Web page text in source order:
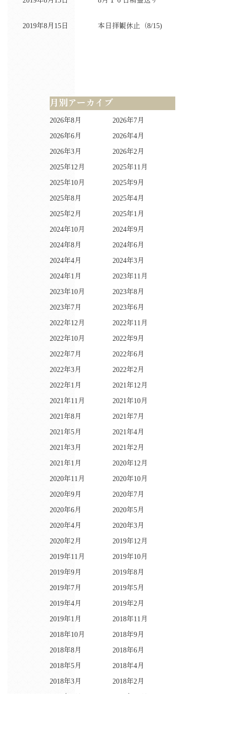
2019年8月15日 本日拝観休止（8/15)
月別アーカイブ
2026年8月 2026年7月
2026年6月 2026年4月
2026年3月 2026年2月
2025年12月 2025年11月
2025年10月 2025年9月
2025年8月 2025年4月
2025年2月 2025年1月
2024年10月 2024年9月
2024年8月 2024年6月
2024年4月 2024年3月
2024年1月 2023年11月
2023年10月 2023年8月
2023年7月 2023年6月
2022年12月 2022年11月
2022年10月 2022年9月
2022年7月 2022年6月
2022年3月 2022年2月
2022年1月 2021年12月
2021年11月 2021年10月
2021年8月 2021年7月
2021年5月 2021年4月
2021年3月 2021年2月
2021年1月 2020年12月
2020年11月 2020年10月
2020年9月 2020年7月
2020年6月 2020年5月
2020年4月 2020年3月
2020年2月 2019年12月
2019年11月 2019年10月
2019年9月 2019年8月
2019年7月 2019年5月
2019年4月 2019年2月
2019年1月 2018年11月
2018年10月 2018年9月
2018年8月 2018年6月
2018年5月 2018年4月
2018年3月 2018年2月